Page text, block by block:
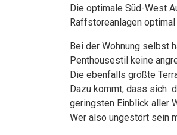
Die optimale Süd-West
Raffstoreanlagen
Bei der Wohnung selbst
Penthousestil keine
Die ebenfalls größte
Dazu kommt, dass sich
geringsten Einblick aller
Wer also ungestört sein